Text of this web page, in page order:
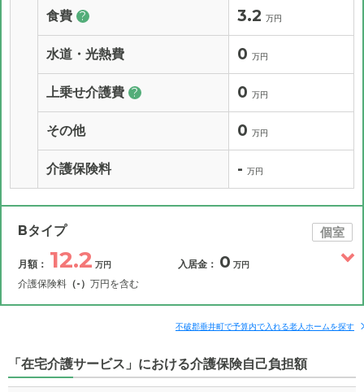
食費 ? 3.2 万円
水道・光熱費 0 万円
上乗せ介護費 ? 0 万円
その他 0 万円
介護保険料 - 万円
Bタイプ 個室
月額： 12.2 万円
介護保険料 （-） 万円を含む
入居金： 0 万円
補足情報
月額費用 ? 12.2 万円
不破郡垂井町で予算内で入れる老人ホームを探す
「在宅介護サービス」における介護保険自己負担額